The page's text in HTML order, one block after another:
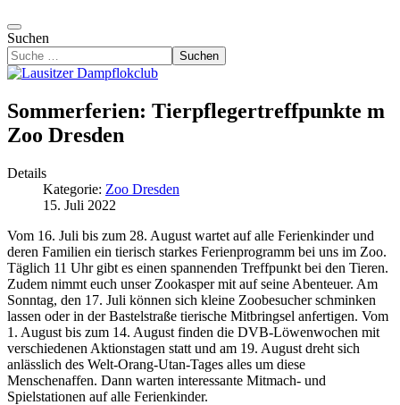
Suchen
Suchen
Sommerferien: Tierpflegertreffpunkte m
Zoo Dresden
Details
Kategorie: Zoo Dresden
15. Juli 2022
Vom 16. Juli bis zum 28. August wartet auf alle Ferienkinder und
deren Familien ein tierisch starkes Ferienprogramm bei uns im Zoo.
Täglich 11 Uhr gibt es einen spannenden Treffpunkt bei den Tieren.
Zudem nimmt euch unser Zookasper mit auf seine Abenteuer. Am
Sonntag, den 17. Juli können sich kleine Zoobesucher schminken
lassen oder in der Bastelstraße tierische Mitbringsel anfertigen. Vom
1. August bis zum 14. August finden die DVB-Löwenwochen mit
verschiedenen Aktionstagen statt und am 19. August dreht sich
anlässlich des Welt-Orang-Utan-Tages alles um diese
Menschenaffen. Dann warten interessante Mitmach- und
Spielstationen auf alle Ferienkinder.